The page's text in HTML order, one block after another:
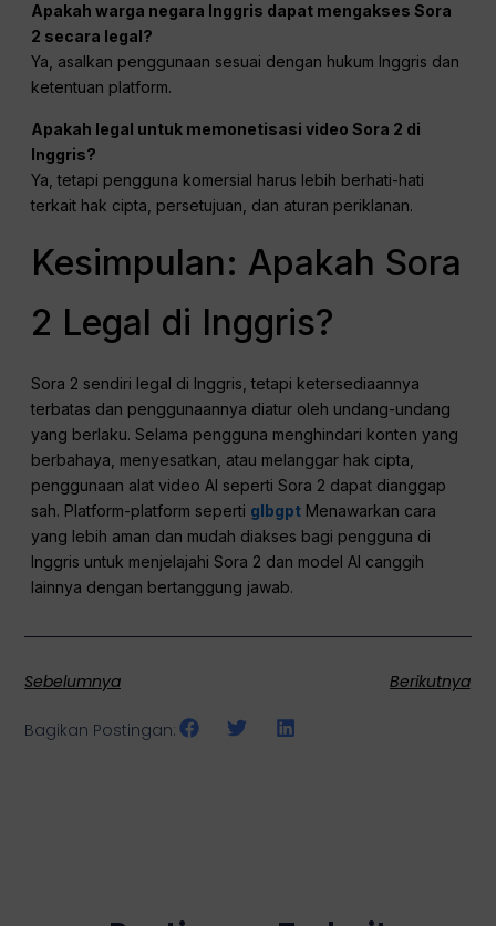
Apakah warga negara Inggris dapat mengakses Sora
2 secara legal?
Ya, asalkan penggunaan sesuai dengan hukum Inggris dan
ketentuan platform.
Apakah legal untuk memonetisasi video Sora 2 di
Inggris?
Ya, tetapi pengguna komersial harus lebih berhati-hati
terkait hak cipta, persetujuan, dan aturan periklanan.
Kesimpulan: Apakah Sora
2 Legal di Inggris?
Sora 2 sendiri legal di Inggris, tetapi ketersediaannya
terbatas dan penggunaannya diatur oleh undang-undang
yang berlaku. Selama pengguna menghindari konten yang
berbahaya, menyesatkan, atau melanggar hak cipta,
penggunaan alat video AI seperti Sora 2 dapat dianggap
sah. Platform-platform seperti glbgpt Menawarkan cara
yang lebih aman dan mudah diakses bagi pengguna di
Inggris untuk menjelajahi Sora 2 dan model AI canggih
lainnya dengan bertanggung jawab.
Sebelumnya Berikutnya
Bagikan Postingan: